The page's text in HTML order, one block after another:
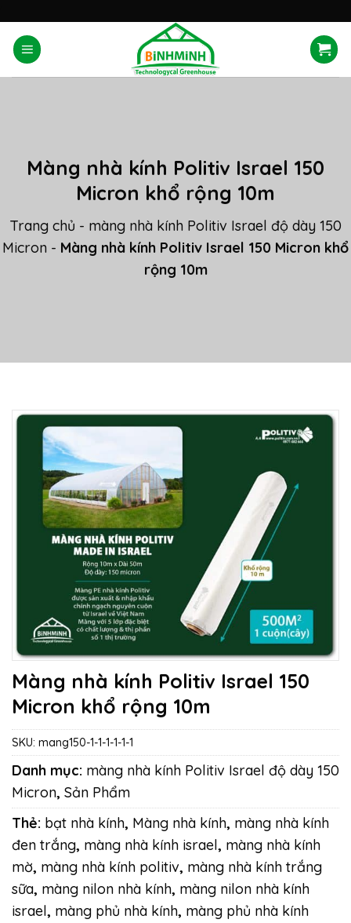
content
Màng nhà kính Politiv Israel 150
Micron khổ rộng 10m
Trang chủ - màng nhà kính Politiv Israel độ dày 150
Micron - Màng nhà kính Politiv Israel 150 Micron khổ
rộng 10m
Màng nhà kính Politiv Israel 150
Micron khổ rộng 10m
SKU: mang150-1-1-1-1-1-1
Danh mục: màng nhà kính Politiv Israel độ dày 150
Micron, Sản Phẩm
Thẻ: bạt nhà kính, Màng nhà kính, màng nhà kính
đen trắng, màng nhà kính israel, màng nhà kính
mờ, màng nhà kính politiv, màng nhà kính trắng
sữa, màng nilon nhà kính, màng nilon nhà kính
israel, màng phủ nhà kính, màng phủ nhà kính